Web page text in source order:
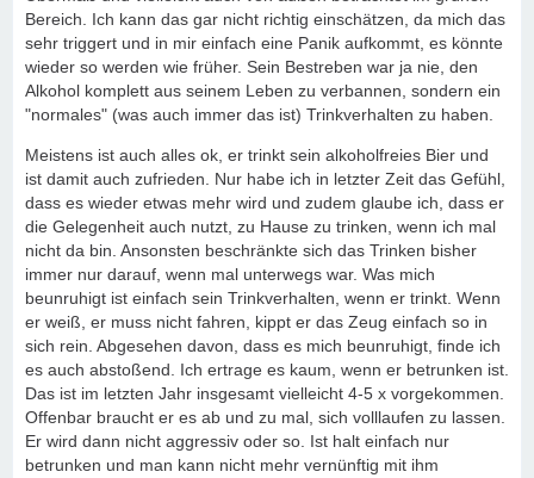
Bereich. Ich kann das gar nicht richtig einschätzen, da mich das
sehr triggert und in mir einfach eine Panik aufkommt, es könnte
wieder so werden wie früher. Sein Bestreben war ja nie, den
Alkohol komplett aus seinem Leben zu verbannen, sondern ein
"normales" (was auch immer das ist) Trinkverhalten zu haben.
Meistens ist auch alles ok, er trinkt sein alkoholfreies Bier und
ist damit auch zufrieden. Nur habe ich in letzter Zeit das Gefühl,
dass es wieder etwas mehr wird und zudem glaube ich, dass er
die Gelegenheit auch nutzt, zu Hause zu trinken, wenn ich mal
nicht da bin. Ansonsten beschränkte sich das Trinken bisher
immer nur darauf, wenn mal unterwegs war. Was mich
beunruhigt ist einfach sein Trinkverhalten, wenn er trinkt. Wenn
er weiß, er muss nicht fahren, kippt er das Zeug einfach so in
sich rein. Abgesehen davon, dass es mich beunruhigt, finde ich
es auch abstoßend. Ich ertrage es kaum, wenn er betrunken ist.
Das ist im letzten Jahr insgesamt vielleicht 4-5 x vorgekommen.
Offenbar braucht er es ab und zu mal, sich volllaufen zu lassen.
Er wird dann nicht aggressiv oder so. Ist halt einfach nur
betrunken und man kann nicht mehr vernünftig mit ihm